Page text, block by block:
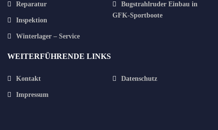
Reparatur
Inspektion
Winterlager – Service
Bugstrahlruder Einbau in
GFK-Sportboote
WEITERFÜHRENDE LINKS
Kontakt
Impressum
Datenschutz